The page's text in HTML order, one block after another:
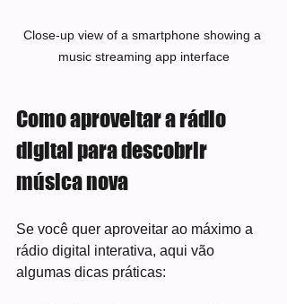
Close-up view of a smartphone showing a
music streaming app interface
Como aproveitar a rádio
digital para descobrir
música nova
Se você quer aproveitar ao máximo a
rádio digital interativa, aqui vão
algumas dicas práticas: